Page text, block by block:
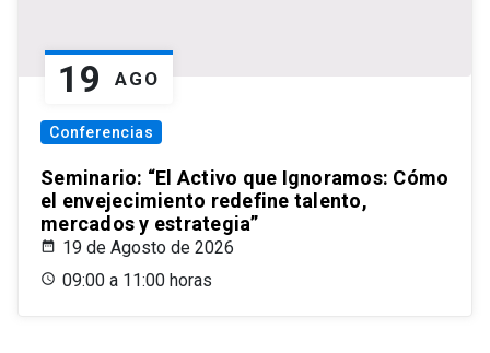
19 AGO
Conferencias
Seminario: “El Activo que Ignoramos: Cómo
el envejecimiento redefine talento,
mercados y estrategia”
19 de Agosto de 2026
09:00 a 11:00 horas